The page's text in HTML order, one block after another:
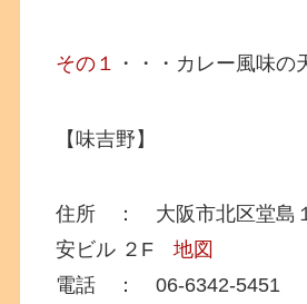
その１ ・・・カレー風味の
【味吉野】
住所 ： 大阪市北区堂島
安ビル ２F地図
電話 ： 06-6342-5451